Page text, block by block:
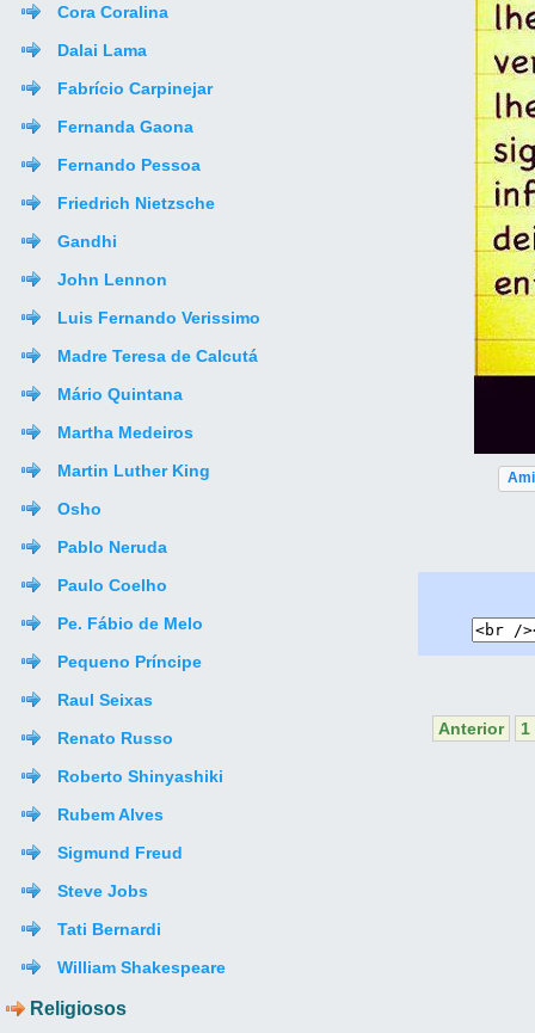
Cora Coralina
Dalai Lama
Fabrício Carpinejar
Fernanda Gaona
Fernando Pessoa
Friedrich Nietzsche
Gandhi
John Lennon
Luis Fernando Verissimo
Madre Teresa de Calcutá
Mário Quintana
Martha Medeiros
Martin Luther King
Osho
Pablo Neruda
Paulo Coelho
Pe. Fábio de Melo
Pequeno Príncipe
Raul Seixas
Renato Russo
Roberto Shinyashiki
Rubem Alves
Sigmund Freud
Steve Jobs
Tati Bernardi
William Shakespeare
Religiosos
Anterior 1